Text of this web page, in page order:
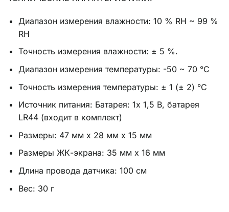
Диапазон измерения влажности: 10 % RH ~ 99 %
RH
Точность измерения влажности: ± 5 %.
Диапазон измерения температуры: -50 ~ 70 °C
Точность измерения температуры: ± 1 (± 2) °C
Источник питания: Батарея: 1x 1,5 В, батарея
LR44 (входит в комплект)
Размеры: 47 мм x 28 мм x 15 мм
Размеры ЖК-экрана: 35 мм x 16 мм
Длина провода датчика: 100 см
Вес: 30 г